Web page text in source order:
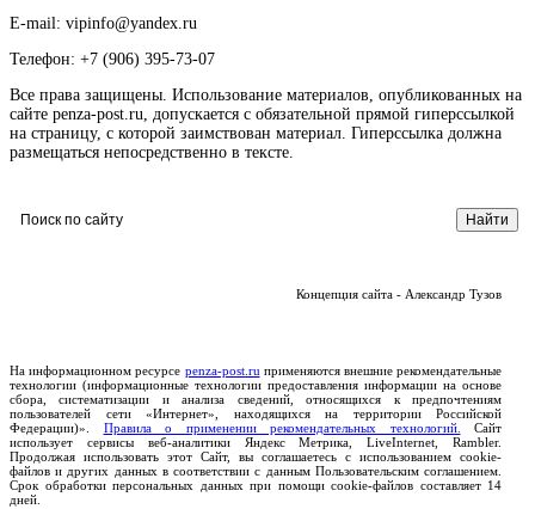
E-mail: vipinfo@yandex.ru
Телефон: +7 (906) 395-73-07
Все права защищены. Использование материалов, опубликованных на
сайте penza-post.ru, допускается с обязательной прямой гиперссылкой
на страницу, с которой заимствован материал. Гиперссылка должна
размещаться непосредственно в тексте.
Концепция сайта - Александр Тузов
На информационном ресурсе penza-post.ru применяются внешние рекомендательные
технологии (информационные технологии предоставления информации на основе
сбора, систематизации и анализа сведений, относящихся к предпочтениям
пользователей сети «Интернет», находящихся на территории Российской
Федерации)». Правила о применении рекомендательных технологий.
Сайт
использует сервисы веб-аналитики Яндекс Метрика, LiveInternet, Rambler.
Продолжая использовать этот Сайт, вы соглашаетесь с использованием cookie-
файлов и других данных в соответствии с данным Пользовательским соглашением.
Срок обработки персональных данных при помощи cookie-файлов составляет 14
дней.